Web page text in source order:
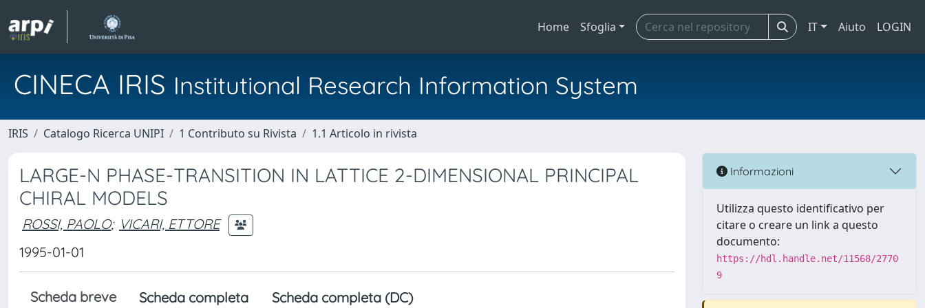
Home Sfoglia IT Aiuto LOGIN
CINECA IRIS Institutional Research Information System
IRIS Catalogo Ricerca UNIPI 1 Contributo su Rivista 1.1 Articolo in rivista
LARGE-N PHASE-TRANSITION IN LATTICE 2-DIMENSIONAL PRINCIPAL
CHIRAL MODELS
ROSSI, PAOLO; VICARI, ETTORE
1995-01-01
Scheda breve Scheda completa Scheda completa (DC)
Informazioni
Utilizza questo identificativo per
citare o creare un link a questo
documento:
https://hdl.handle.net/11568/2770
9